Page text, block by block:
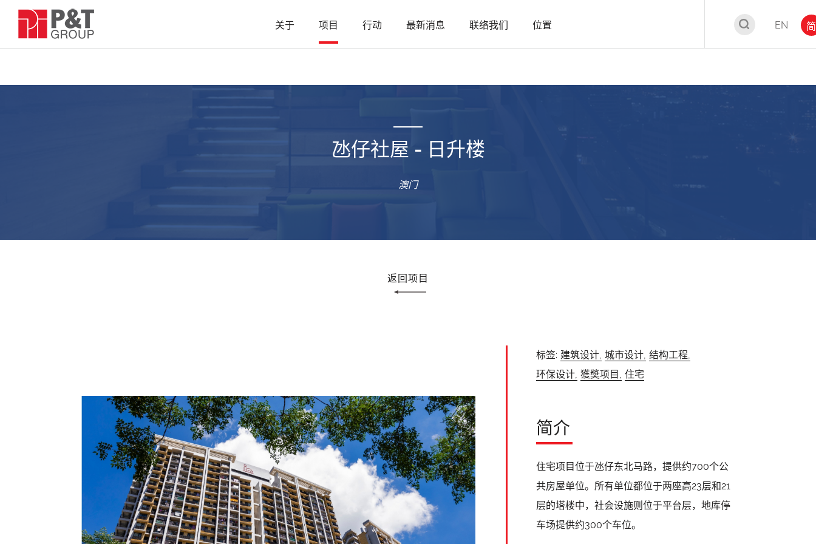
关于 项目 行动 最新消息 联络我们 位置 EN 简
氹仔社屋 - 日升楼
澳门
返回项目
标签: 建筑设计, 城市设计, 结构工程,
环保设计, 獲奬项目, 住宅
简介
住宅项目位于氹仔东北马路，提供约700个公
共房屋单位。所有单位都位于两座高23层和21
层的塔楼中，社会设施则位于平台层，地库停
车场提供约300个车位。